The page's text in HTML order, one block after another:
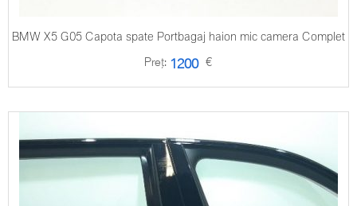
BMW X5 G05 Capota spate Portbagaj haion mic camera Complet
Preț: 1200 €